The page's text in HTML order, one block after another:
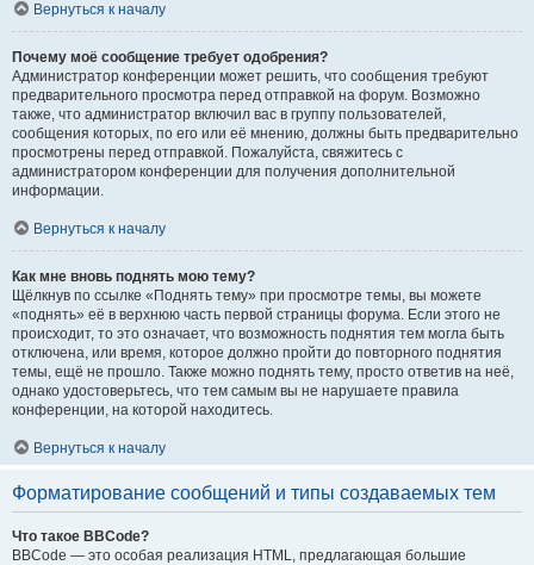
Вернуться к началу
Почему моё сообщение требует одобрения?
Администратор конференции может решить, что сообщения требуют
предварительного просмотра перед отправкой на форум. Возможно
также, что администратор включил вас в группу пользователей,
сообщения которых, по его или её мнению, должны быть предварительно
просмотрены перед отправкой. Пожалуйста, свяжитесь с
администратором конференции для получения дополнительной
информации.
Вернуться к началу
Как мне вновь поднять мою тему?
Щёлкнув по ссылке «Поднять тему» при просмотре темы, вы можете
«поднять» её в верхнюю часть первой страницы форума. Если этого не
происходит, то это означает, что возможность поднятия тем могла быть
отключена, или время, которое должно пройти до повторного поднятия
темы, ещё не прошло. Также можно поднять тему, просто ответив на неё,
однако удостоверьтесь, что тем самым вы не нарушаете правила
конференции, на которой находитесь.
Вернуться к началу
Форматирование сообщений и типы создаваемых тем
Что такое BBCode?
BBCode — это особая реализация HTML, предлагающая большие